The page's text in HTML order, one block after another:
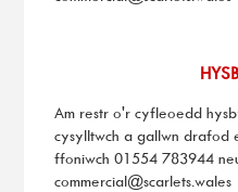
Am restr o'r cyfleoedd
cysylltwch a gallwn drafod
ffoniwch 01554 783944
commercial@scarlets.wales